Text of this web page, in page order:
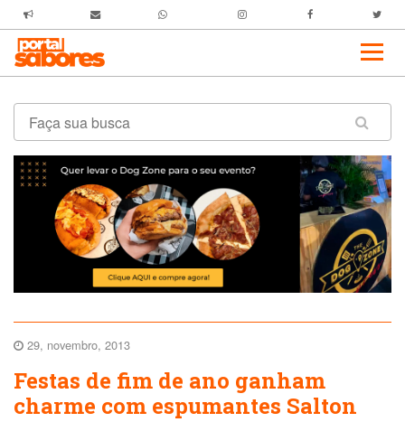
29, novembro, 2013
Festas de fim de ano ganham
charme com espumantes Salton